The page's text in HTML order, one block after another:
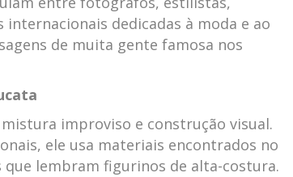
internacionais dedicadas à moda e ao
de muita gente famosa nos
improviso e construção visual.
ele usa materiais encontrados no
que lembram figurinos de alta-costura.